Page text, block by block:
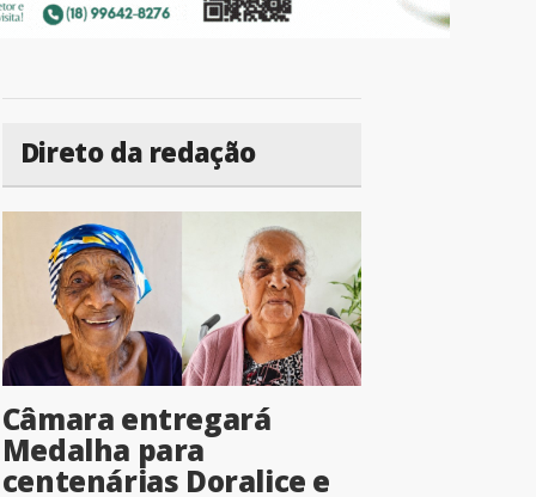
Direto da redação
Câmara entregará
Medalha para
centenárias Doralice e